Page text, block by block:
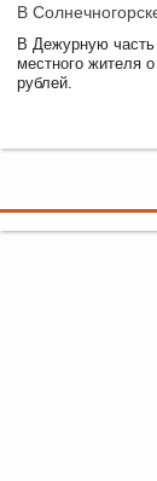
В
В Дежурную часть
местного жителя
рублей.